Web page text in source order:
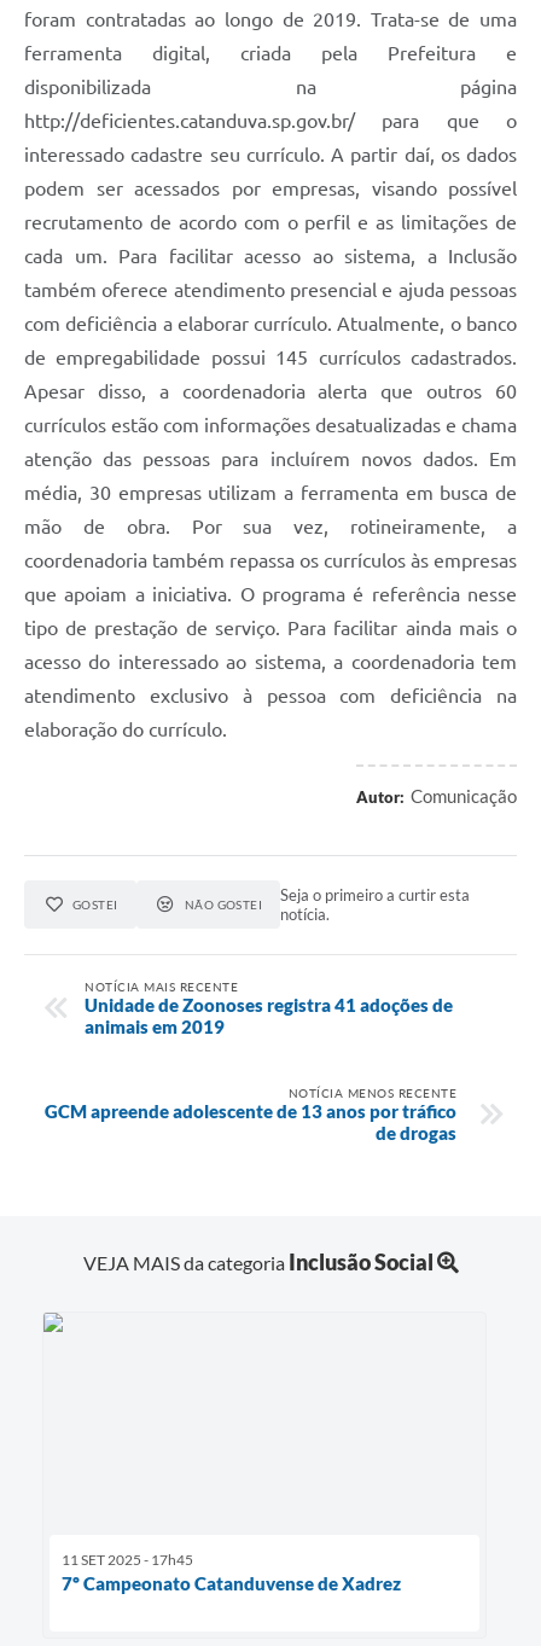
Editais
foram contratadas ao longo de 2019. Trata-se de uma
ferramenta digital, criada pela Prefeitura e
disponibilizada na página
http://deficientes.catanduva.sp.gov.br/ para que o
interessado cadastre seu currículo. A partir daí, os dados
podem ser acessados por empresas, visando possível
recrutamento de acordo com o perfil e as limitações de
cada um. Para facilitar acesso ao sistema, a Inclusão
também oferece atendimento presencial e ajuda pessoas
com deficiência a elaborar currículo. Atualmente, o banco
de empregabilidade possui 145 currículos cadastrados.
Apesar disso, a coordenadoria alerta que outros 60
currículos estão com informações desatualizadas e chama
atenção das pessoas para incluírem novos dados. Em
média, 30 empresas utilizam a ferramenta em busca de
mão de obra. Por sua vez, rotineiramente, a
coordenadoria também repassa os currículos às empresas
que apoiam a iniciativa. O programa é referência nesse
tipo de prestação de serviço. Para facilitar ainda mais o
acesso do interessado ao sistema, a coordenadoria tem
atendimento exclusivo à pessoa com deficiência na
elaboração do currículo.
Autor: Comunicação
GOSTEI NÃO GOSTEI
Seja o primeiro a curtir esta
notícia.
NOTÍCIA MAIS RECENTE
Unidade de Zoonoses registra 41 adoções de
animais em 2019
NOTÍCIA MENOS RECENTE
GCM apreende adolescente de 13 anos por tráfico
de drogas
VEJA MAIS da categoria Inclusão Social
11 SET 2025 - 17h45
7º Campeonato Catanduvense de Xadrez